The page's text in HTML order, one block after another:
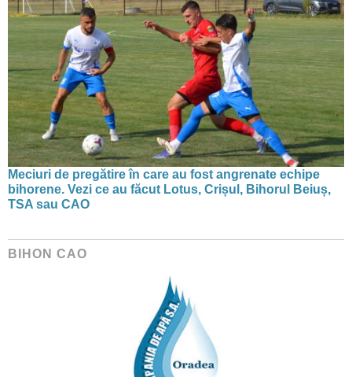
Meciuri de pregătire în care au fost angrenate echipe
bihorene. Vezi ce au făcut Lotus, Crișul, Bihorul Beiuș,
TSA sau CAO
BIHON CAO